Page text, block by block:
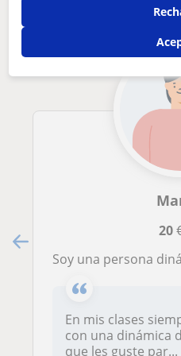
20
Soy una persona dinámica y constante. Voy a dar clase a niños
En mis clases
con una dinámica
que les guste par...